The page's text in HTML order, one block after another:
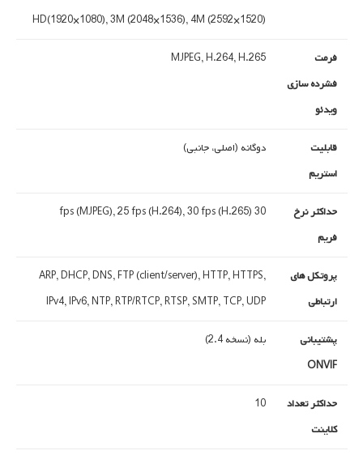
HD(1920×1080), 3M (2048×1536), 4M (2592×1520)
فرمت
فشرده سازی
ویدئو
MJPEG, H.264, H.265
قابلیت
استریم
دوگانه (اصلی، جانبی)
حداکثر نرخ
فریم
30 fps (MJPEG), 25 fps (H.264), 30 fps (H.265)
پروتکل های
ارتباطی
ARP, DHCP, DNS, FTP (client/server), HTTP, HTTPS,
IPv4, IPv6, NTP, RTP/RTCP, RTSP, SMTP, TCP, UDP
پشتیبانی
ONVIF
بله (نسخه 2.4)
حداکثر تعداد
کلاینت
10